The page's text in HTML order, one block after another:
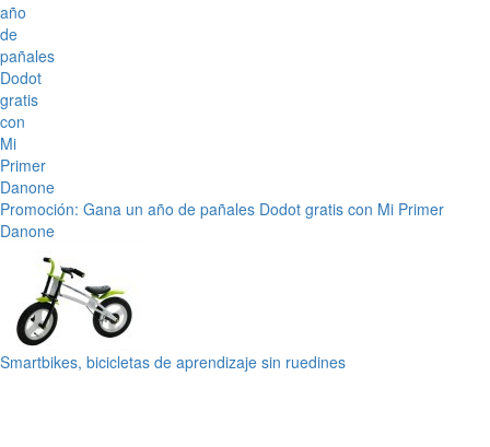
Promoción: Gana un año de pañales Dodot gratis con Mi Primer
Danone
Smartbikes, bicicletas de aprendizaje sin ruedines